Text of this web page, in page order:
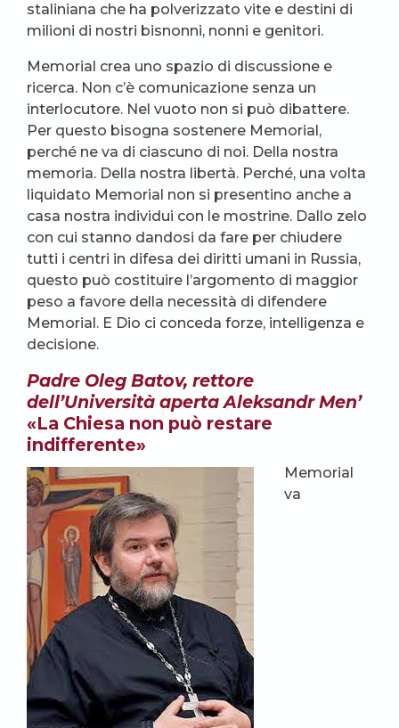
staliniana che ha polverizzato vite e destini di
milioni di nostri bisnonni, nonni e genitori.
Memorial crea uno spazio di discussione e
ricerca. Non c’è comunicazione senza un
interlocutore. Nel vuoto non si può dibattere.
Per questo bisogna sostenere Memorial,
perché ne va di ciascuno di noi. Della nostra
memoria. Della nostra libertà. Perché, una volta
liquidato Memorial non si presentino anche a
casa nostra individui con le mostrine. Dallo zelo
con cui stanno dandosi da fare per chiudere
tutti i centri in difesa dei diritti umani in Russia,
questo può costituire l’argomento di maggior
peso a favore della necessità di difendere
Memorial. E Dio ci conceda forze, intelligenza e
decisione.
Padre Oleg Batov, rettore
dell’Università aperta Aleksandr Men’
«La Chiesa non può restare
indifferente»
Memorial
va